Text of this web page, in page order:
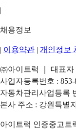
|
채용정보
| 이용약관 | 개인정보
㈜아이트럭 ｜ 대표
사업자등록번호 : 853-
자동차관리사업등록
본사 주소 : 강원특별
아이트럭 인증중고트